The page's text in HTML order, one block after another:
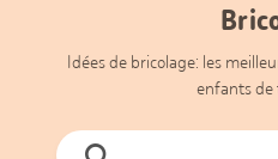
Idées de bricolage: les
enfants de